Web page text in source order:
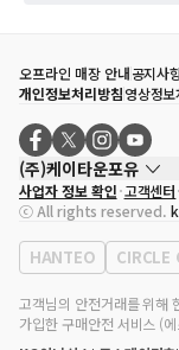
오프라인 매장 안내공지사
개인정보처리방침영상정
(주)케이타운포유
대표자
송효
사업자등록번호
120-
통신판매업 신고번호 제
대표전화
02-
사업자 정보 확인 고객센터
ⓒ All rights reserved.
HANTEO CIRCLE
고객님의 안전거래를 위해
가입한 구매안전 서비스 (